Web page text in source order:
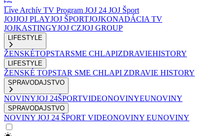
Live Archív TV Program JOJ 24 JOJ Šport
JOJJOJ PLAYJOJ ŠPORTJOJKONADÁCIA TV
JOJKASTINGYJOJ CZJOJ GROUP
LIFESTYLE
ŽENSKÉTOPSTARSME CHLAPIZDRAVIEHISTORY
LIFESTYLE
ŽENSKÉ TOPSTAR SME CHLAPI ZDRAVIE HISTORY
SPRAVODAJSTVO
NOVINYJOJ 24ŠPORTVIDEONOVINYEUNOVINY
SPRAVODAJSTVO
NOVINY JOJ 24 ŠPORT VIDEONOVINY EUNOVINY